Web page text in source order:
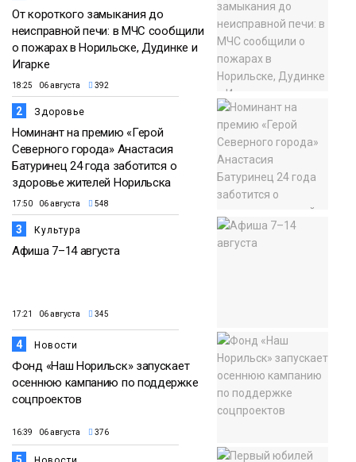
От короткого замыкания до
неисправной печи: в МЧС сообщили
о пожарах в Норильске, Дудинке и
Игарке
18:25 06 августа 392
2 Здоровье
Номинант на премию «Герой
Северного города» Анастасия
Батуринец 24 года заботится о
здоровье жителей Норильска
17:50 06 августа 548
3 Культура
Афиша 7–14 августа
17:21 06 августа 345
4 Новости
Фонд «Наш Норильск» запускает
осеннюю кампанию по поддержке
соцпроектов
16:39 06 августа 376
5